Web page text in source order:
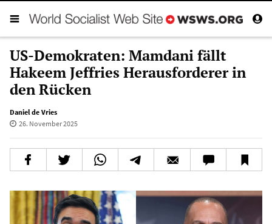
US-Demokraten: Mamdani fällt
Hakeem Jeffries Herausforderer in
den Rücken
Daniel de Vries
26. November 2025